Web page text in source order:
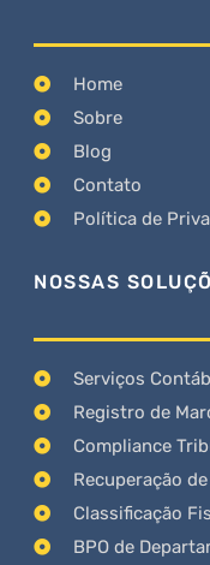
Home
Sobre
Blog
Contato
Política de
NOSSAS
Serviços
Registro de
Compliance
Recuperação
Classificação
BPO de